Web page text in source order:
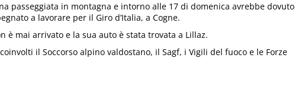
passeggiata in montagna e intorno alle 17 di domenica avrebbe dovuto
a lavorare per il Giro d’Italia, a Cogne.
è mai arrivato e la sua auto è stata trovata a Lillaz.
il Soccorso alpino valdostano, il Sagf, i Vigili del fuoco e le Forze